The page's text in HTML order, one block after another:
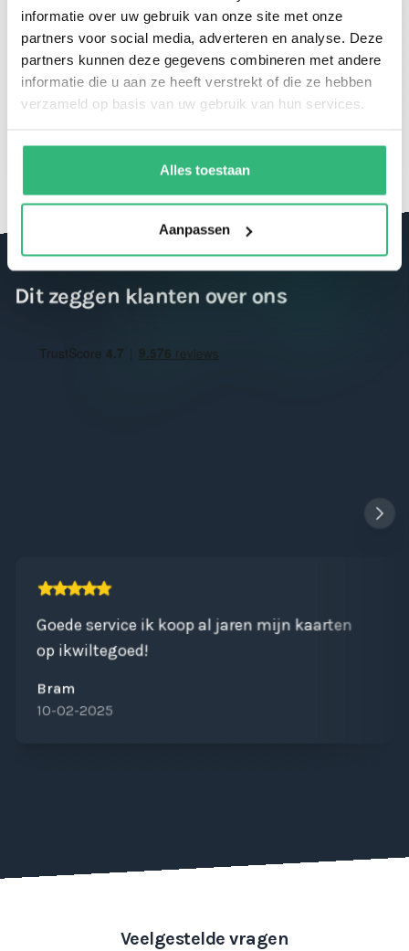
informatie over uw gebruik van onze site met onze
partners voor social media, adverteren en analyse. Deze
partners kunnen deze gegevens combineren met andere
informatie die u aan ze heeft verstrekt of die ze hebben
verzameld op basis van uw gebruik van hun services.
Alles toestaan
Aanpassen
Spaar voor korting en geniet van je
Dit zeggen klanten over ons
Goede service ik koop al jaren mijn kaarten
op ikwiltegoed!
Bram
10-02-2025
Veelgestelde vragen